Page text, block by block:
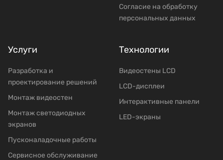
Согласие на обработку
персональных данных
Услуги
Разработка и
проектирование решений
Mонтаж видеостен
Moнтаж светодиодных
экранов
Пусконаладочные работы
Сервисное обслуживание
Технологии
Видеостены LCD
LCD-дисплеи
Интерактивные панели
LED-экраны